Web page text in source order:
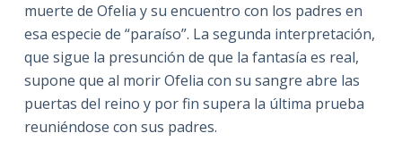
muerte de Ofelia y su encuentro con los padres en
esa especie de “paraíso”. La segunda interpretación,
que sigue la presunción de que la fantasía es real,
supone que al morir Ofelia con su sangre abre las
puertas del reino y por fin supera la última prueba
reuniéndose con sus padres.